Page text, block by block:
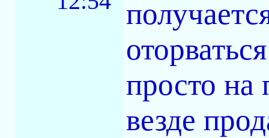
просто на
везде